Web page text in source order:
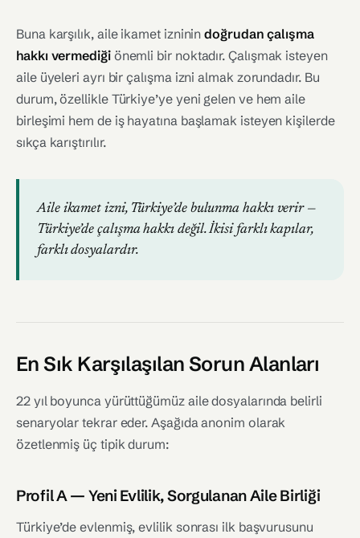
Buna karşılık, aile ikamet izninindoğrudan çalışma
hakkı vermediğiönemli bir noktadır. Çalışmak isteyen
aile üyeleri ayrı bir çalışma izni almak zorundadır. Bu
durum, özellikle Türkiye’ye yeni gelen ve hem aile
birleşimi hem de iş hayatına başlamak isteyen kişilerde
sıkça karıştırılır.
Aile ikamet izni, Türkiye’de bulunma hakkı verir —
Türkiye’de çalışma hakkı değil. İkisi farklı kapılar,
farklı dosyalardır.
En Sık Karşılaşılan Sorun Alanları
22 yıl boyunca yürüttüğümüz aile dosyalarında belirli
senaryolar tekrar eder. Aşağıda anonim olarak
özetlenmiş üç tipik durum:
Profil A — Yeni Evlilik, Sorgulanan Aile Birliği
Türkiye’de evlenmiş, evlilik sonrası ilk başvurusunu